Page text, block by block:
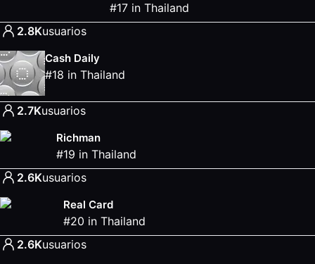
#17 in Thailand
2.8Kusuarios
Cash Daily
#18 in Thailand
2.7Kusuarios
Richman
#19 in Thailand
2.6Kusuarios
Real Card
#20 in Thailand
2.6Kusuarios